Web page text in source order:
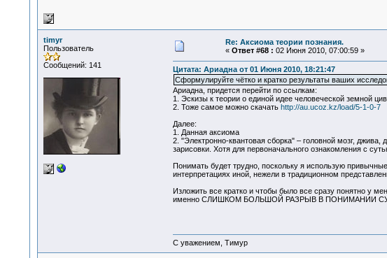
timyr
Пользователь
Сообщений: 141
Re: Аксиома теории познания.
« Ответ #68 : 02 Июня 2010, 07:00:59 »
Цитата: Ариадна от 01 Июня 2010, 18:21:47
Сформулируйте чётко и кратко результаты ваших
Ариадна, придется перейти по ссылкам:
1. Эскизы к теории о единой идее человеческой земной
2. Тоже самое можно скачать http://au.ucoz.kz/load/5-1-0-7
Далее:
1. Данная аксиома
2. "Электронно-квантовая сборка" – головной мозг, джива,
зарисовки. Хотя для первоначального ознакомления с
Понимать будет трудно, поскольку я использую
интерпретациях иной, нежели в традиционном
Изложить все кратко и чтобы было все сразу понятно у
именно СЛИШКОМ БОЛЬШОЙ РАЗРЫВ В ПОНИМАНИИ
С уважением, Тимур